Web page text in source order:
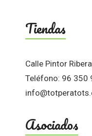
Tiendas
Calle Pintor
Teléfono: 96 350
Asociados